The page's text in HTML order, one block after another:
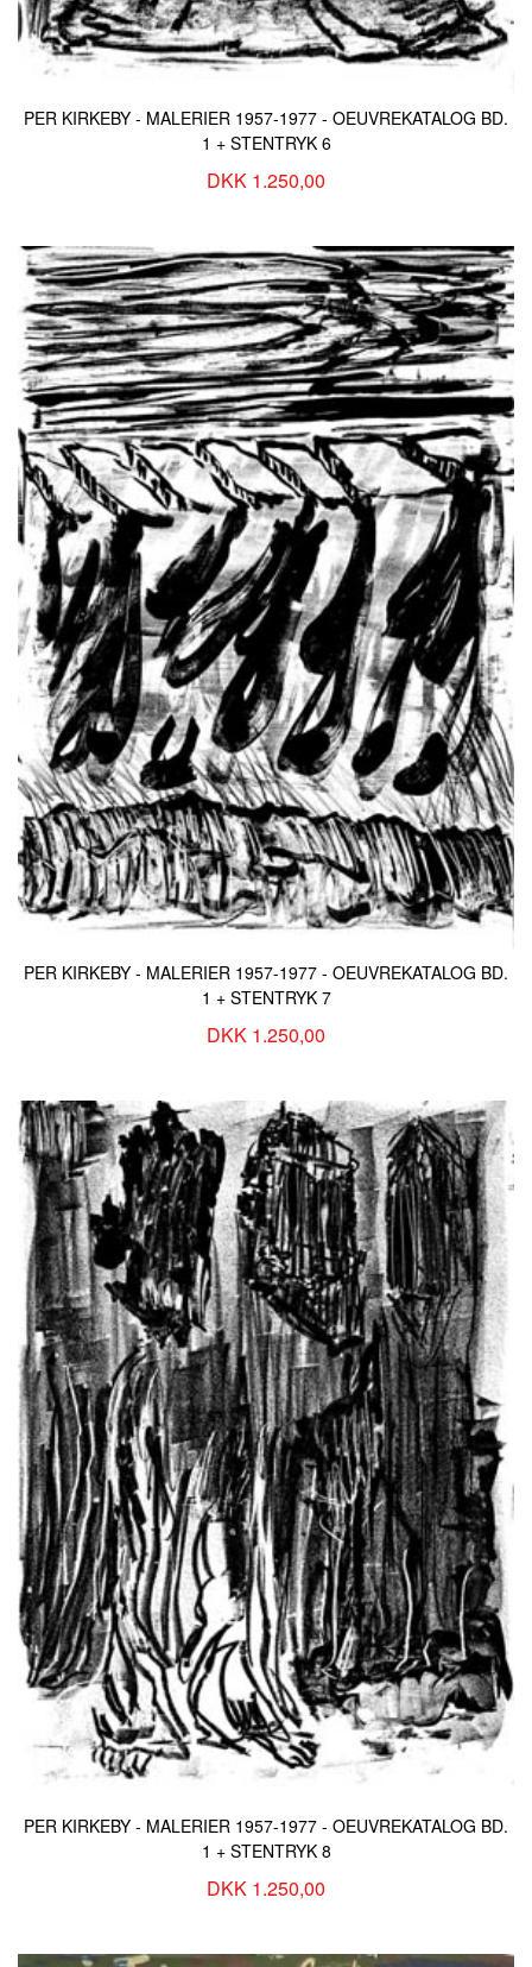
PER KIRKEBY - MALERIER 1957-1977 - OEUVREKATALOG BD.
1 + STENTRYK 6
DKK 1.250,00
PER KIRKEBY - MALERIER 1957-1977 - OEUVREKATALOG BD.
1 + STENTRYK 7
DKK 1.250,00
PER KIRKEBY - MALERIER 1957-1977 - OEUVREKATALOG BD.
1 + STENTRYK 8
DKK 1.250,00